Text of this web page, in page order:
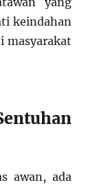
keindahan
masyarakat
awan, ada